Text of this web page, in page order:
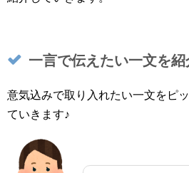
一言で伝えたい一文を紹
意気込みで取り入れたい一文をピ
ていきます♪